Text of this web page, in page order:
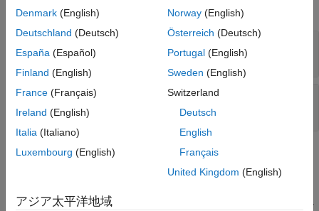
すべて展開する
プロパティ名
文字ベクトル
propertyType
プロパティ タイプ
double| オブジェクト
例
オブジェクトへのプロパティの追加
このメソッドを使用するワークフロー例については、
を参照し
Denmark (English)
Deutschland (Deutsch)
España (Español)
Finland (English)
France (Français)
Ireland (English)
Italia (Italiano)
Luxembourg (English)
Norway(English)
Österreich (Deutsch)
Portugal(English)
Sweden (English)
Switzerland
Deutsch
English
Français
United Kingdom (English)
アジア太平洋地域